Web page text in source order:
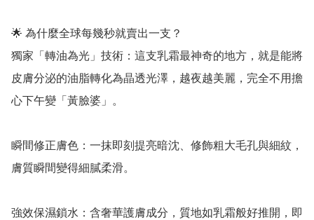
🌟 為什麼全球每幾秒就賣出一支？
獨家「轉油為光」技術：這支乳霜最神奇的地方，就是能將
皮膚分泌的油脂轉化為晶透光澤，越夜越美麗，完全不用擔
心下午變「黃臉婆」。
瞬間修正膚色：一抹即刻提亮暗沈、修飾粗大毛孔與細紋，
膚質瞬間變得細膩柔滑。
強效保濕鎖水：含奢華護膚成分，質地如乳霜般好推開，即